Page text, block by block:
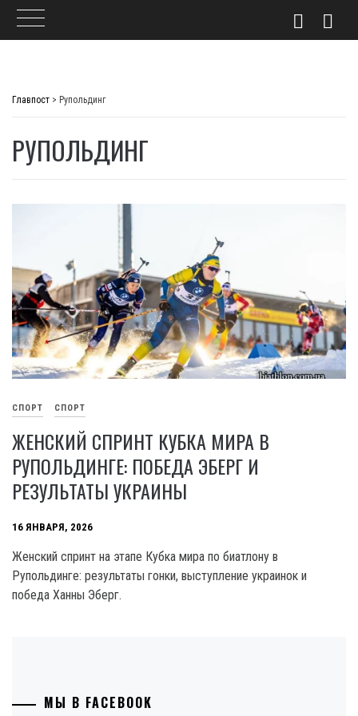
Главпост > Рупольдинг
РУПОЛЬДИНГ
СПОРТ СПОРТ
ЖЕНСКИЙ СПРИНТ КУБКА МИРА В
РУПОЛЬДИНГЕ: ПОБЕДА ЭБЕРГ И
РЕЗУЛЬТАТЫ УКРАИНЫ
16 ЯНВАРЯ, 2026
Женский спринт на этапе Кубка мира по биатлону в
Рупольдинге: результаты гонки, выступление украинок и
победа Ханны Эберг.
МЫ В FACEBOOK